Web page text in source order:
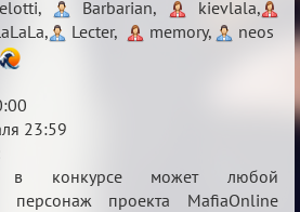
Barbarian,
kievlala,
Lecter, memory,
neos
23:59
в конкурсе может любой
персонаж проекта MafiaOnline